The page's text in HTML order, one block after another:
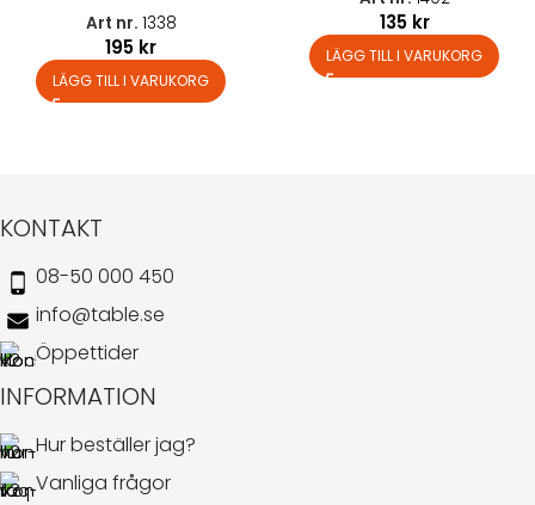
Art nr. 1338
195 kr
LÄGG TILL I VARUKORG
135 kr
LÄGG TILL I VARUKORG
KONTAKT
08-50 000 450
info@table.se
Öppettider
INFORMATION
Hur beställer jag?
Vanliga frågor